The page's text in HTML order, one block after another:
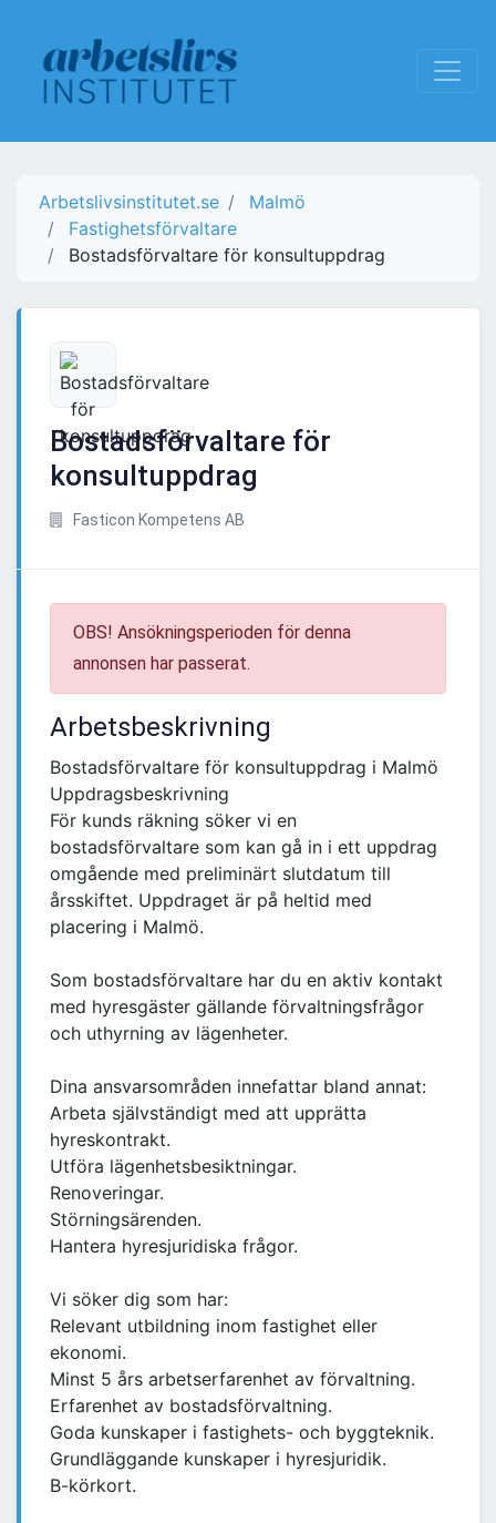
Arbetslivsinstitutet.se
Malmö
Fastighetsförvaltare
Bostadsförvaltare för konsultuppdrag
Bostadsförvaltare för
konsultuppdrag
Fasticon Kompetens AB
OBS! Ansökningsperioden för denna
annonsen har passerat.
Arbetsbeskrivning
Bostadsförvaltare för konsultuppdrag i Malmö
Uppdragsbeskrivning
För kunds räkning söker vi en
bostadsförvaltare som kan gå in i ett uppdrag
omgående med preliminärt slutdatum till
årsskiftet. Uppdraget är på heltid med
placering i Malmö.
Som bostadsförvaltare har du en aktiv kontakt
med hyresgäster gällande förvaltningsfrågor
och uthyrning av lägenheter.
Dina ansvarsområden innefattar bland annat:
Arbeta självständigt med att upprätta
hyreskontrakt.
Utföra lägenhetsbesiktningar.
Renoveringar.
Störningsärenden.
Hantera hyresjuridiska frågor.
Vi söker dig som har:
Relevant utbildning inom fastighet eller
ekonomi.
Minst 5 års arbetserfarenhet av förvaltning.
Erfarenhet av bostadsförvaltning.
Goda kunskaper i fastighets- och byggteknik.
Grundläggande kunskaper i hyresjuridik.
B-körkort.